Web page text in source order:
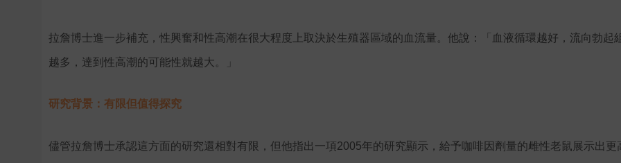
拉詹博士進一步補充，性興奮和性高潮在很大程度上取決於生殖器區域的血流量。他說：「血液循環越好，流向勃起
越多，達到性高潮的可能性就越大。」
研究背景：有限但值得探究
儘管拉詹博士承認這方面的研究還相對有限，但他指出一項2005年的研究顯示，給予咖啡因劑量的雌性老鼠展示出更